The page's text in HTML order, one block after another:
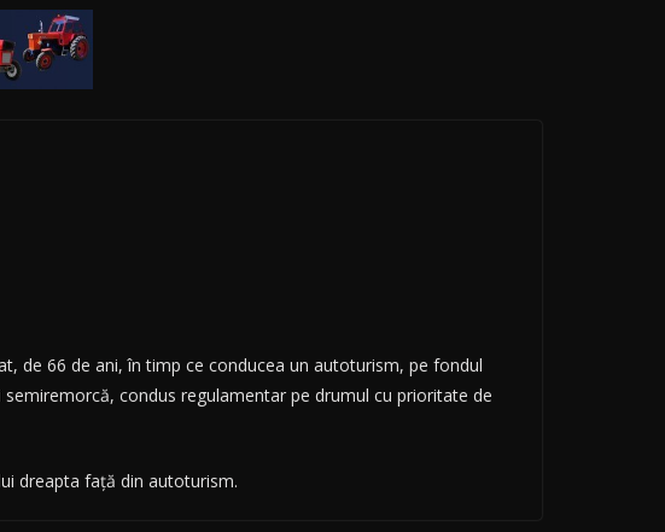
de 66 de ani, în timp ce conducea un autoturism, pe fondul
condus regulamentar pe drumul cu prioritate de
dreapta faţă din autoturism.